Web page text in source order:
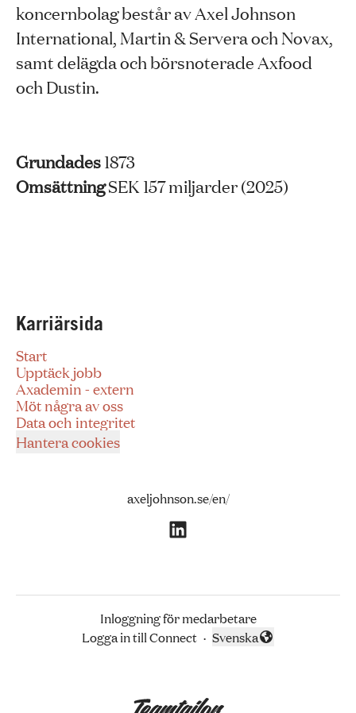
koncernbolag består av Axel Johnson
International, Martin & Servera och Novax,
samt delägda och börsnoterade Axfood
och Dustin.
Grundades1873
OmsättningSEK 157 miljarder (2025)
Karriärsida
Start
Upptäck jobb
Axademin - extern
Möt några av oss
Data och integritet
Hantera cookies
axeljohnson.se/en/
Inloggning för medarbetare
Logga in till Connect · Byt språk
Svenska